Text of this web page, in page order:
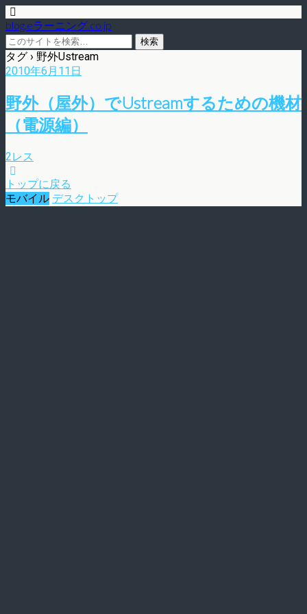
blog.eラーニング.co.jp
タグ › 野外Ustream
2010年6月11日
野外（屋外）でUstreamするための機材
（電源編）
2レス
トップに戻る
モバイル デスクトップ